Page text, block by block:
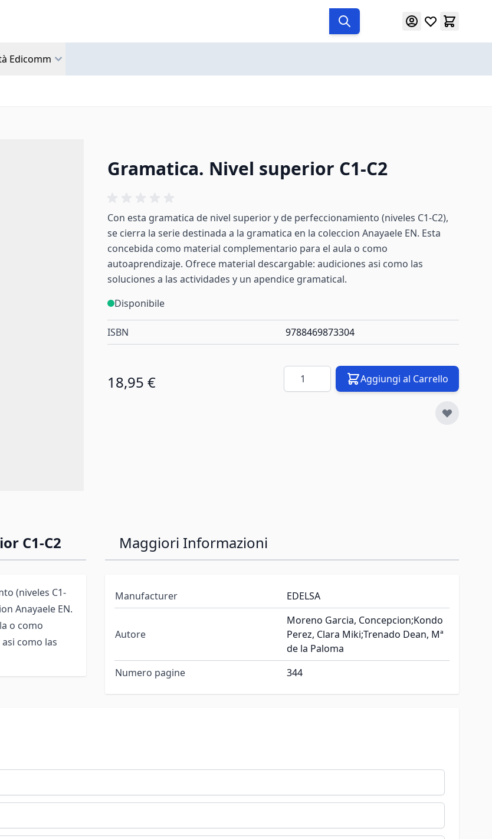
Edicomm
Gramatica. Nivel superior C1-C2
Con esta gramatica de nivel superior y de perfeccionamiento (niveles C1-C2),
se cierra la serie destinada a la gramatica en la coleccion Anayaele EN. Esta
concebida como material complementario para el aula o como
autoaprendizaje. Ofrece material descargable: audiciones asi como las
soluciones a las actividades y un apendice gramatical.
Disponibile
ISBN 9788469873304
18,95 € Quantità Aggiungi al Carrello
C1-C2
(niveles C1-
Anayaele EN.
o como
como las
Maggiori Informazioni
Manufacturer EDELSA
Autore
Moreno Garcia, Concepcion;Kondo
Perez, Clara Miki;Trenado Dean, Mª
de la Paloma
Numero pagine
344